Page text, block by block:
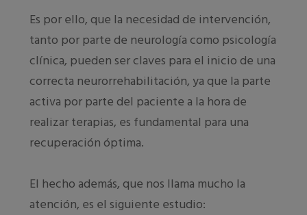
Es por ello, que la necesidad de intervención,
tanto por parte de neurología como psicología
clínica, pueden ser claves para el inicio de una
correcta neurorrehabilitación, ya que la parte
activa por parte del paciente a la hora de
realizar terapias, es fundamental para una
recuperación óptima.
El hecho además, que nos llama mucho la
atención, es el siguiente estudio: